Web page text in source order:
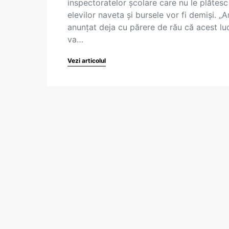
inspectoratelor școlare care nu le plătesc
elevilor naveta și bursele vor fi demiși.
anunțat deja cu părere de rău că acest
va…
Vezi articolul